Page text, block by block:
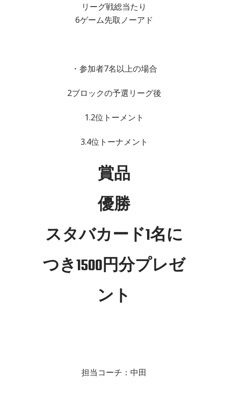
リーグ戦総当たり
6ゲーム先取ノーアド
・参加者7名以上の場合
2ブロックの予選リーグ後
1.2位トーメント
3.4位トーナメント
賞品
優勝
スタバカード1名に
つき1500円分プレゼ
ント
担当コーチ：中田